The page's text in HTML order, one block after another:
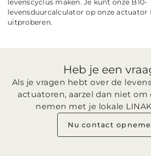
levenscyclus maken. Je kunt onze B10-
levensduurcalculator op onze actuator
uitproberen.
Heb je een
Als je vragen hebt over de
actuatoren, aarzel dan niet
nemen met je lokale
Nu contact